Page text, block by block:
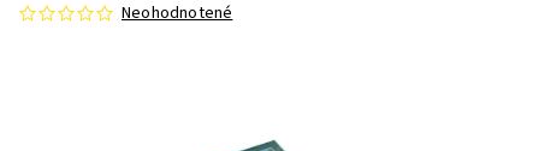
Neohodnotené